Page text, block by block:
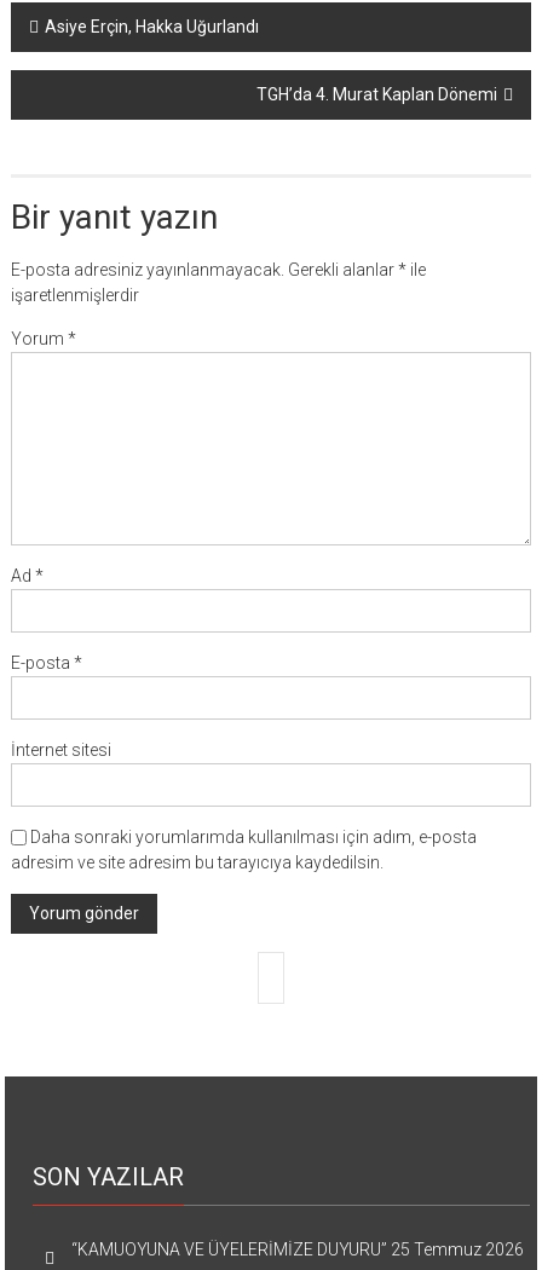
Yazı
dolaşımı
Asiye Erçin, Hakka Uğurlandı
TGH’da 4. Murat Kaplan Dönemi
Bir yanıt yazın
E-posta adresiniz yayınlanmayacak. Gerekli alanlar*ile
işaretlenmişlerdir
Yorum *
Ad *
E-posta *
İnternet sitesi
Daha sonraki yorumlarımda kullanılması için adım, e-posta
adresim ve site adresim bu tarayıcıya kaydedilsin.
SON YAZILAR
“KAMUOYUNA VE ÜYELERİMİZE DUYURU” 25 Temmuz 2026